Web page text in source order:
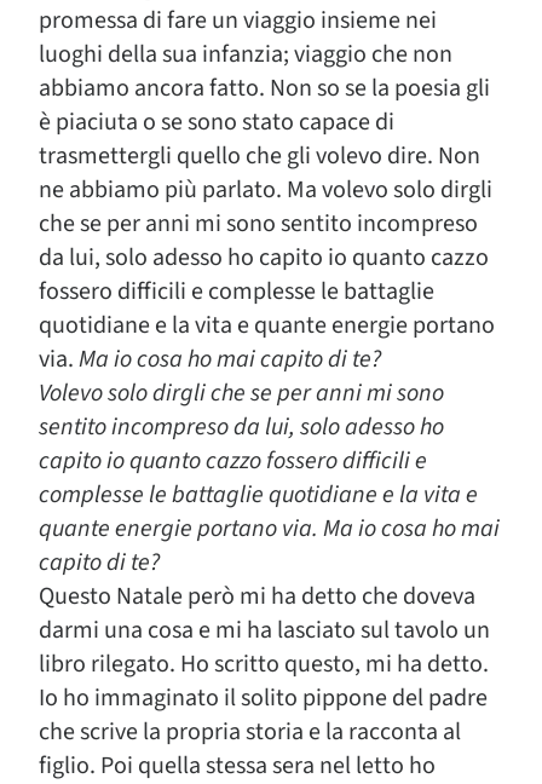
promessa di fare un viaggio insieme nei
luoghi della sua infanzia; viaggio che non
abbiamo ancora fatto. Non so se la poesia gli
è piaciuta o se sono stato capace di
trasmettergli quello che gli volevo dire. Non
ne abbiamo più parlato. Ma volevo solo dirgli
che se per anni mi sono sentito incompreso
da lui, solo adesso ho capito io quanto cazzo
fossero difficili e complesse le battaglie
quotidiane e la vita e quante energie portano
via.Ma io cosa ho mai capito di te?
Volevo solo dirgli che se per anni mi sono
sentito incompreso da lui, solo adesso ho
capito io quanto cazzo fossero difficili e
complesse le battaglie quotidiane e la vita e
quante energie portano via. Ma io cosa ho mai
capito di te?
Questo Natale però mi ha detto che doveva
darmi una cosa e mi ha lasciato sul tavolo un
libro rilegato. Ho scritto questo, mi ha detto.
Io ho immaginato il solito pippone del padre
che scrive la propria storia e la racconta al
figlio. Poi quella stessa sera nel letto ho